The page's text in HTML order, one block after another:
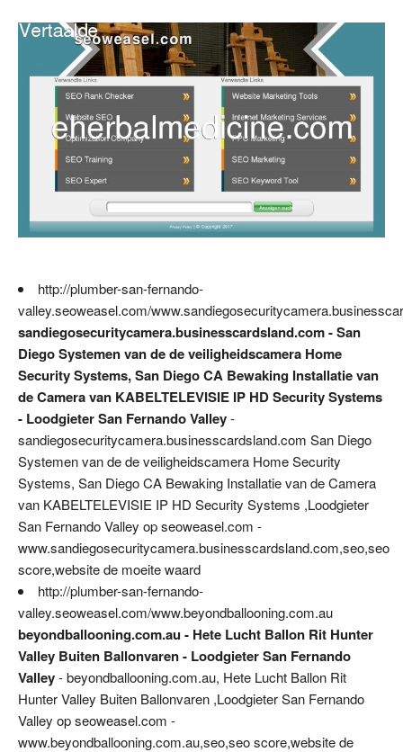
http://plumber-san-fernando-
valley.seoweasel.com/
sandiegosecuritycamera.businesscardsland.com - San
Diego Systemen van de de veiligheidscamera Home
Security Systems, San Diego CA Bewaking Installatie van
de Camera van KABELTELEVISIE IP HD Security Systems
- Loodgieter San Fernando Valley-
sandiegosecuritycamera.businesscardsland.com San Diego
Systemen van de de veiligheidscamera Home Security
Systems, San Diego CA Bewaking Installatie van de Camera
van KABELTELEVISIE IP HD Security Systems ,Loodgieter
San Fernando Valley op seoweasel.com -
www.sandiegosecuritycamera.businesscardsland.com,seo,seo
score,website de moeite waard
http://plumber-san-fernando-
valley.seoweasel.com/www.beyondballooning.com.au
beyondballooning.com.au - Hete Lucht Ballon Rit Hunter
Valley Buiten Ballonvaren - Loodgieter San Fernando
Valley- beyondballooning.com.au, Hete Lucht Ballon Rit
Hunter Valley Buiten Ballonvaren ,Loodgieter San Fernando
Valley op seoweasel.com -
www.beyondballooning.com.au,seo,seo score,website de